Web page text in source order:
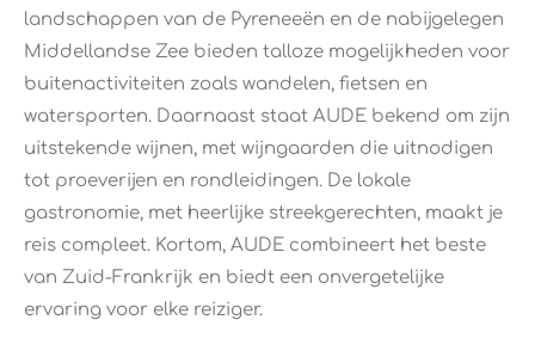
landschappen van de Pyreneeën en de nabijgelegen
Middellandse Zee bieden talloze mogelijkheden voor
buitenactiviteiten zoals wandelen, fietsen en
watersporten. Daarnaast staat AUDE bekend om zijn
uitstekende wijnen, met wijngaarden die uitnodigen
tot proeverijen en rondleidingen. De lokale
gastronomie, met heerlijke streekgerechten, maakt je
reis compleet. Kortom, AUDE combineert het beste
van Zuid-Frankrijk en biedt een onvergetelijke
ervaring voor elke reiziger.